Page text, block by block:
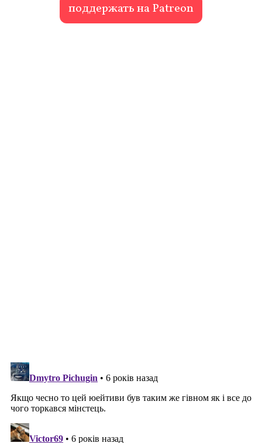
поддержать на Patreon